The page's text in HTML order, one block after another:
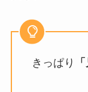
きっぱり